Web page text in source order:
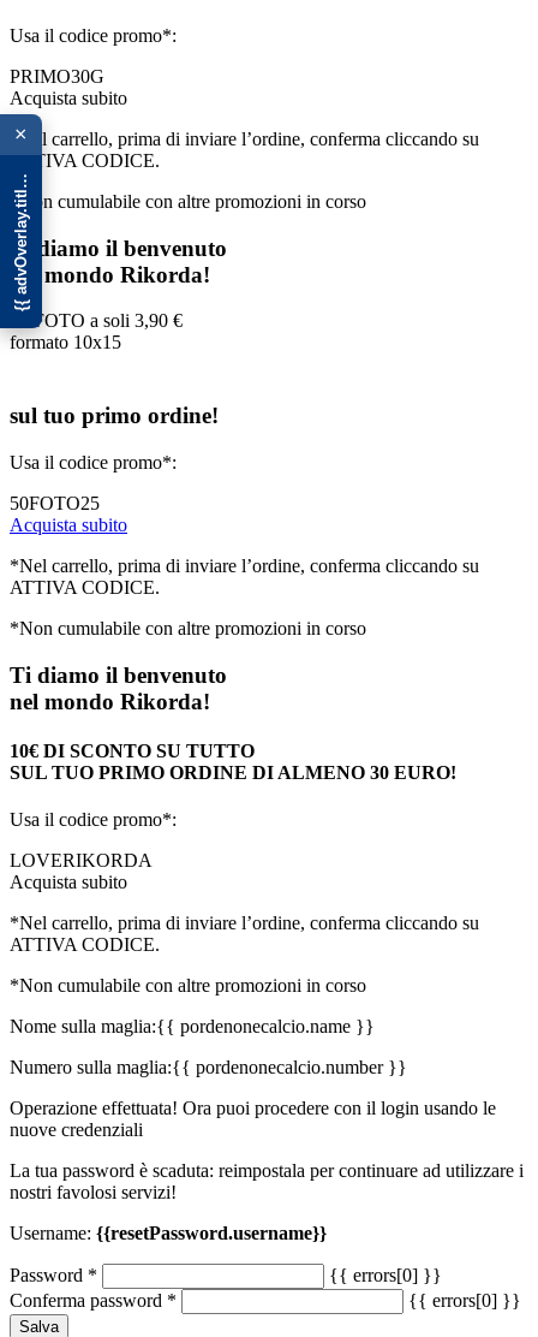
Usa il codice promo*:
PRIMO30G
Acquista subito
*Nel carrello, prima di inviare l’ordine, conferma cliccando su
ATTIVA CODICE.
*Non cumulabile con altre promozioni in corso
Ti diamo il benvenuto
nel mondo Rikorda!
50 FOTO a soli 3,90 €
formato 10x15
sul tuo primo ordine!
Usa il codice promo*:
50FOTO25
Acquista subito
*Nel carrello, prima di inviare l’ordine, conferma cliccando su
ATTIVA CODICE.
*Non cumulabile con altre promozioni in corso
×
{{ advOverlay.title || 'Promo' }}
Ti diamo il benvenuto
nel mondo Rikorda!
10€ DI SCONTO SU TUTTO
SUL TUO PRIMO ORDINE DI ALMENO 30 EURO!
Usa il codice promo*:
LOVERIKORDA
Acquista subito
*Nel carrello, prima di inviare l’ordine, conferma cliccando su
ATTIVA CODICE.
*Non cumulabile con altre promozioni in corso
Nome sulla maglia:{{ pordenonecalcio.name }}
Numero sulla maglia:{{ pordenonecalcio.number }}
Operazione effettuata! Ora puoi procedere con il login usando le
nuove credenziali
La tua password è scaduta: reimpostala per continuare ad utilizzare i
nostri favolosi servizi!
Username: {{resetPassword.username}}
Password *
{{ errors[0] }}
Conferma password * {{ errors[0] }}
Salva